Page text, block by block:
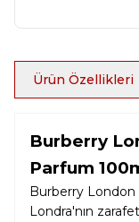
Ürün Özellikleri
Burberry
Parfum
Burberry
Londra'nın